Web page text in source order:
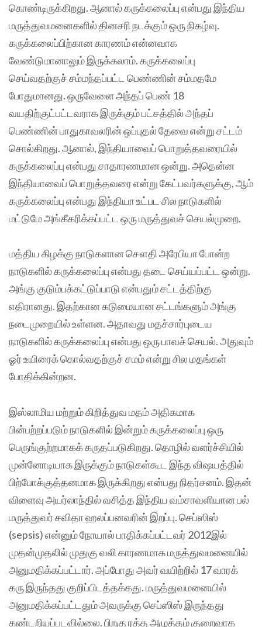
கொண்டிருக்கிறது. ஆனால் கருக்கலைப்பு என்பது இந்திய
மருத்துவமனைகளில் தினசரி நடக்கும் ஒரு நிகழ்வு.
கருக்கலைப்பிற்கான காரணம் என்னவாக
வேண்டுமானாலும் இருக்கலாம். கருக்கலைப்பு
செய்வதற்குச் சம்மந்தப்பட்ட பெண்ணின் சம்மதமே
போதுமானது‌. ஒருவேளை அந்தப் பெண் 18
வயதிற்குட்பட்டவராக இருக்கும் பட்சத்தில் அந்தப்
பெண்ணின் பாதுகாவலரின் ஒப்புதல் தேவை என்று சட்டம்
சொல்கிறது. ஆனால், இந்தியாவைப் பொறுத்தவரையில்
கருக்கலைப்பு என்பது சாதாரணமான ஒன்று. அதென்ன
இந்தியாவைப் பொறுத்தவரை என்று கேட்பவர்களுக்கு, ஆம்
கருக்கலைப்பு என்பது இந்தியா உட்பட சில நாடுகளில்
மட்டுமே அங்கீகரிக்கப்பட்ட ஒரு மருத்துவச் செயல்முறை.
மத்திய கிழக்கு நாடுகளான சௌதி அரேபியா போன்ற
நாடுகளில் கருக்கலைப்பு என்பது தடை செய்யப்பட்ட ஒன்று.
அங்கு குடும்பக்கட்டுப்பாடு என்பதும் சட்டத்திற்கு
எதிரானது. இதற்கான கடுமையான சட்டங்களும் அங்கு
நடைமுறையில் உள்ளன. அதாவது மதச்சார்புடைய
நாடுகளில் கருக்கலைப்பு என்பது ஒரு பாவச் செயல். அதுவும்
ஓர் உயிரைக் கொல்வதற்குச் சமம் என்று சில மதங்கள்
போதிக்கின்றன.
இஸ்லாமிய மற்றும் கிறித்துவ மதம் அதிகமாக
பின்பற்றப்படும் நாடுகளில் இன்றும் கருக்கலைப்பு ஒரு
பெருங்குற்றமாகக் கருதப்படுகிறது. தொழில் வளர்ச்சியில்
முன்னோடியாக இருக்கும் நாடுகள்கூட இந்த விஷயத்தில்
பிற்போக்குத்தனமாக இருக்கிறது என்பது நிதர்சனம். இதன்
விளைவு அயர்லாந்தில் வசித்த இந்திய வம்சாவளியான பல்
மருத்துவர் சவிதா ஹலப்பனவரின் இறப்பு. செப்ஸிஸ்
(sepsis) என்னும் நோயால் பாதிக்கப்பட்டவர் 2012இல்
முதன்முதலில் முதுகு வலி காரணமாக மருத்துவமனையில்
அனுமதிக்கப்பட்டார். அப்போது அவர் வயிற்றில் 17 வாரக்
கரு இருந்தது குறிப்பிடத்தக்கது. மருத்துவமனையில்
அனுமதிக்கப்பட்டதும் அவருக்கு செப்ஸிஸ் இருந்தது
கண்டறியப்படவில்லை. பிறகு ரத்த அழுத்தம் குறைவாக